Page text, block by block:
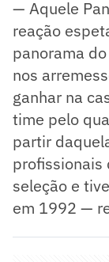
— Aquele
reação
panorama
nos
ganhar na
time pelo
partir
profissionais
seleção e
em 1992 —